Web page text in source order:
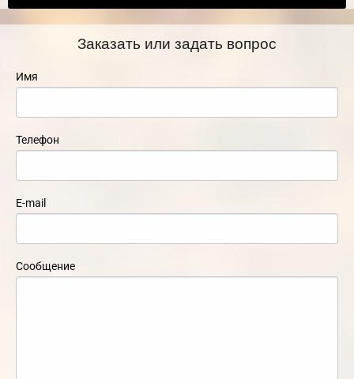
Заказать или задать вопрос
Имя
Телефон
E-mail
Сообщение